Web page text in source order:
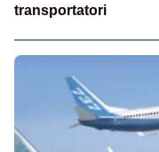
transportatori